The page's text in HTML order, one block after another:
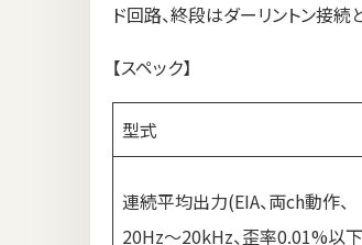
ド回路、終段はダーリントン接続
【スペック】
型式
連続平均出力(EIA、両ch動作、
20Hz～20kHz、歪率0.01%以